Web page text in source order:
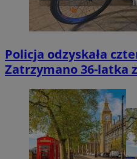
Policja odzyskała
Zatrzymano 36-latka